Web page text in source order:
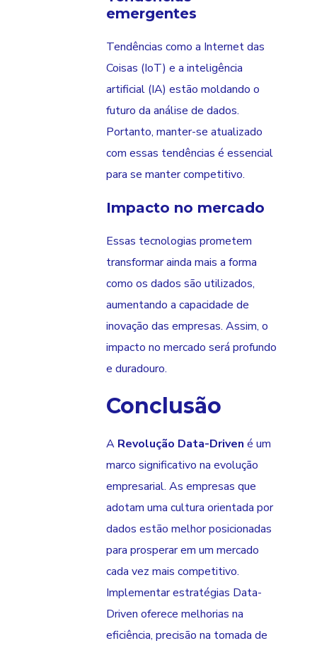
emergentes
Tendências como a Internet das
Coisas (IoT) e a inteligência
artificial (IA) estão moldando o
futuro da análise de dados.
Portanto, manter-se atualizado
com essas tendências é essencial
para se manter competitivo.
Impacto no mercado
Essas tecnologias prometem
transformar ainda mais a forma
como os dados são utilizados,
aumentando a capacidade de
inovação das empresas. Assim, o
impacto no mercado será profundo
e duradouro.
Conclusão
A Revolução Data-Driven é um
marco significativo na evolução
empresarial. As empresas que
adotam uma cultura orientada por
dados estão melhor posicionadas
para prosperar em um mercado
cada vez mais competitivo.
Implementar estratégias Data-
Driven oferece melhorias na
eficiência, precisão na tomada de